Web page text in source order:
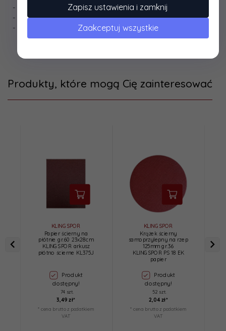
- nasyp: zamknięty
- materiał nasypu: elektrokorund - tlenek aluminium
- podłoże: płótno
Produkty, które mogą Cię zainteresować
KLINGSPOR
Papier ścierny na
płótnie gr.60 23x28cm
KLINGSPOR arkusz
płótno ścierne KL375J
Produkt
dostępny!
74 szt.
3,49 zł*
* cena brutto z podatkiem
VAT
KLINGSPOR
Krążek ścierny
samoprzylepny na rzep
125mm gr.36
KLINGSPOR PS 18 EK
papier
Produkt
dostępny!
52 szt.
2, 04 zł*
* cena brutto z podatkiem
VAT
Zapisz ustawienia i zamknij
Zaakceptuj wszystkie